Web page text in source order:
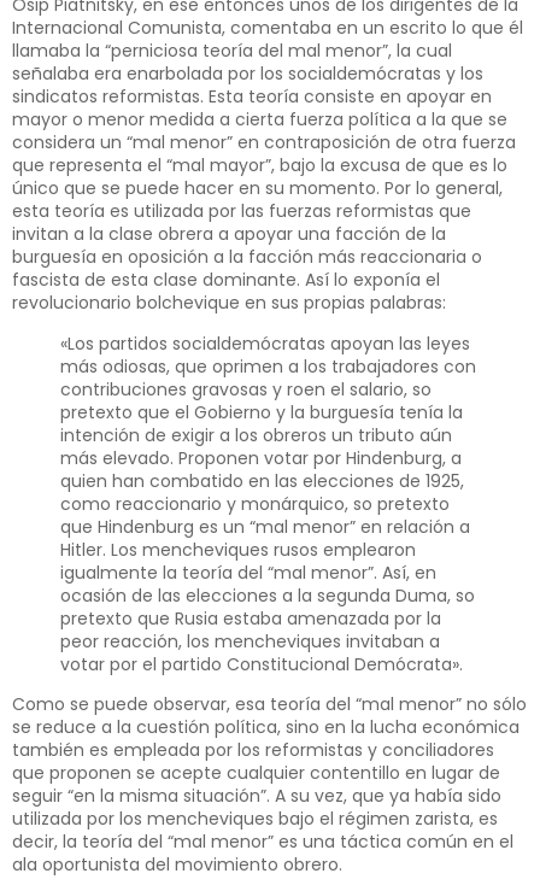
Osip Piatnitsky, en ese entonces unos de los dirigentes de la
Internacional Comunista, comentaba en un escrito lo que él
llamaba la “perniciosa teoría del mal menor”, la cual
señalaba era enarbolada por los socialdemócratas y los
sindicatos reformistas. Esta teoría consiste en apoyar en
mayor o menor medida a cierta fuerza política a la que se
considera un “mal menor” en contraposición de otra fuerza
que representa el “mal mayor”, bajo la excusa de que es lo
único que se puede hacer en su momento. Por lo general,
esta teoría es utilizada por las fuerzas reformistas que
invitan a la clase obrera a apoyar una facción de la
burguesía en oposición a la facción más reaccionaria o
fascista de esta clase dominante. Así lo exponía el
revolucionario bolchevique en sus propias palabras:
«Los partidos socialdemócratas apoyan las leyes
más odiosas, que oprimen a los trabajadores con
contribuciones gravosas y roen el salario, so
pretexto que el Gobierno y la burguesía tenía la
intención de exigir a los obreros un tributo aún
más elevado. Proponen votar por Hindenburg, a
quien han combatido en las elecciones de 1925,
como reaccionario y monárquico, so pretexto
que Hindenburg es un “mal menor” en relación a
Hitler. Los mencheviques rusos emplearon
igualmente la teoría del “mal menor”. Así, en
ocasión de las elecciones a la segunda Duma, so
pretexto que Rusia estaba amenazada por la
peor reacción, los mencheviques invitaban a
votar por el partido Constitucional Demócrata».
Como se puede observar, esa teoría del “mal menor” no sólo
se reduce a la cuestión política, sino en la lucha económica
también es empleada por los reformistas y conciliadores
que proponen se acepte cualquier contentillo en lugar de
seguir “en la misma situación”. A su vez, que ya había sido
utilizada por los mencheviques bajo el régimen zarista, es
decir, la teoría del “mal menor” es una táctica común en el
ala oportunista del movimiento obrero.